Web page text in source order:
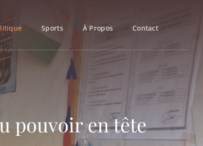
Sports À Propos Contact
pouvoir en tête